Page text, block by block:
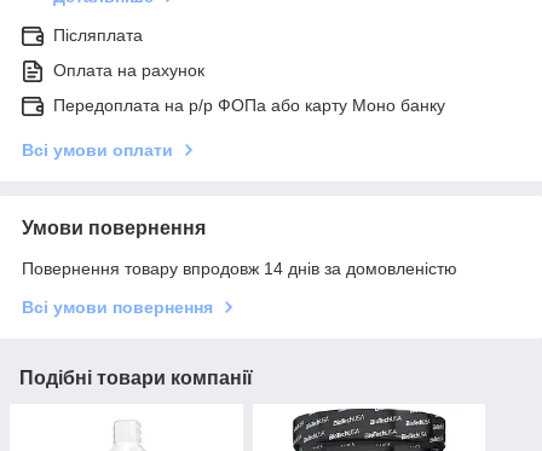
Післяплата
Оплата на рахунок
Передоплата на р/р ФОПа або карту Моно банку
Всі умови оплати
Умови повернення
Повернення товару впродовж 14 днів за домовленістю
Всі умови повернення
Подібні товари компанії